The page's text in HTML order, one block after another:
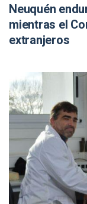
Neuquén
mientras el
extranjeros